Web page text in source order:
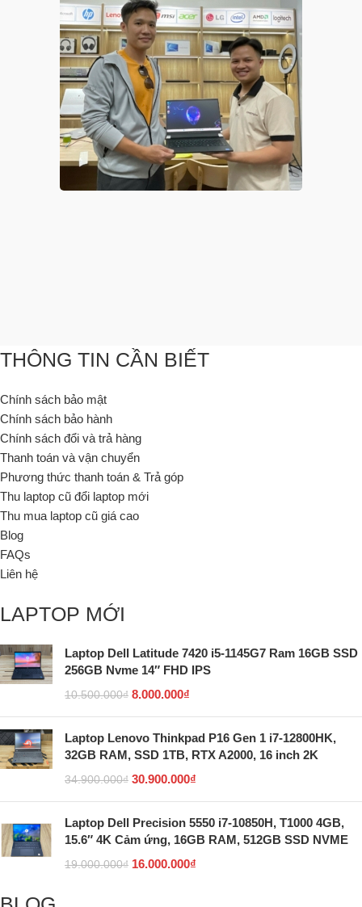
THÔNG TIN CẦN BIẾT
Chính sách bảo mật
Chính sách bảo hành
Chính sách đổi và trả hàng
Thanh toán và vận chuyển
Phương thức thanh toán & Trả góp
Thu laptop cũ đổi laptop mới
Thu mua laptop cũ giá cao
Blog
FAQs
Liên hệ
LAPTOP MỚI
Laptop Dell Latitude 7420 i5-1145G7 Ram 16GB SSD
256GB Nvme 14″ FHD IPS
10.500.000₫ 8.000.000₫
Laptop Lenovo Thinkpad P16 Gen 1 i7-12800HK,
32GB RAM, SSD 1TB, RTX A2000, 16 inch 2K
34.900.000₫ 30.900.000₫
Laptop Dell Precision 5550 i7-10850H, T1000 4GB,
15.6″ 4K Cảm ứng, 16GB RAM, 512GB SSD NVME
19.000.000₫ 16.000.000₫